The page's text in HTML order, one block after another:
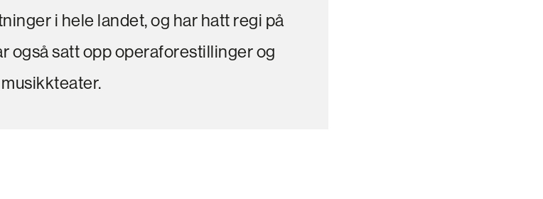
i hele landet, og har hatt regi på
også satt opp operaforestillinger og